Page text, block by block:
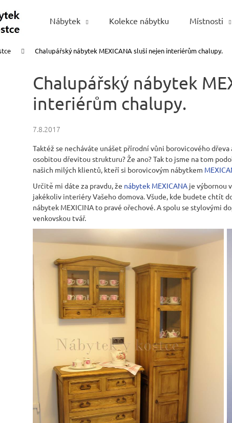
Nábytek Kolekce nábytku Místnosti
Chalupářský nábytek MEXICANA sluší nejen interiérům chalupy.
Chalupářský nábytek
interiérům chalupy.
7.8.2017
Taktéž se necháváte unášet přírodní vůni borovicového
osobitou dřevitou strukturu? Že ano? Tak to jsme na tom
našich milých klientů, kteří si borovicovým nábytkem
Určitě mi dáte za pravdu, že nábytek MEXICANA je výbornou
jakékoliv interiéry Vašeho domova. Všude, kde budete chtít
nábytek MEXICINA to pravé ořechové. A spolu se stylovými
venkovskou tvář.
Co potřebujete
Doporučujeme
JÍDELNÍ ŽIDLE MEXICANA SIL25
2 403 Kč